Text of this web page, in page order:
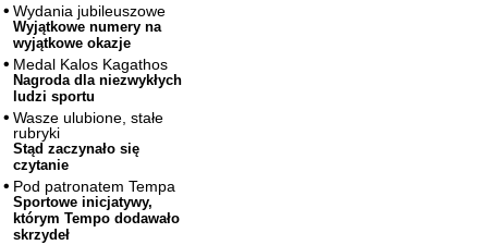
Wydania jubileuszowe
Wyjątkowe numery na
wyjątkowe okazje
Medal Kalos Kagathos
Nagroda dla niezwykłych
ludzi sportu
Wasze ulubione, stałe
rubryki
Stąd zaczynało się
czytanie
Pod patronatem Tempa
Sportowe inicjatywy,
którym Tempo dodawało
skrzydeł